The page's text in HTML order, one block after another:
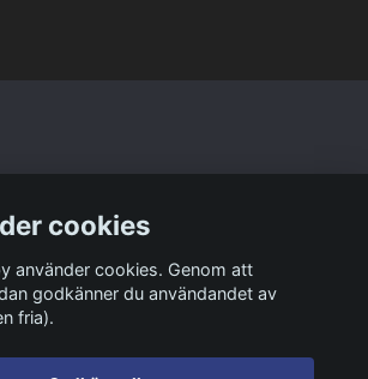
cookies
använder cookies. Genom att
godkänner du användandet av
fria).